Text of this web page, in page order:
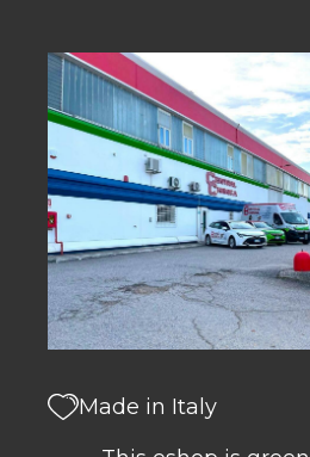
Made in Italy